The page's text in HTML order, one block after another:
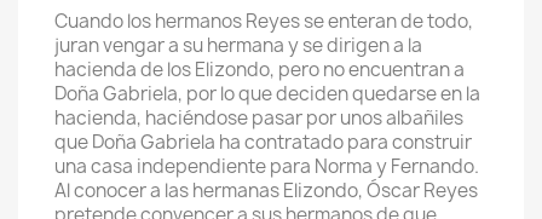
Cuando los hermanos Reyes se enteran de todo,
juran vengar a su hermana y se dirigen a la
hacienda de los Elizondo, pero no encuentran a
Doña Gabriela, por lo que deciden quedarse en la
hacienda, haciéndose pasar por unos albañiles
que Doña Gabriela ha contratado para construir
una casa independiente para Norma y Fernando.
Al conocer a las hermanas Elizondo, Óscar Reyes